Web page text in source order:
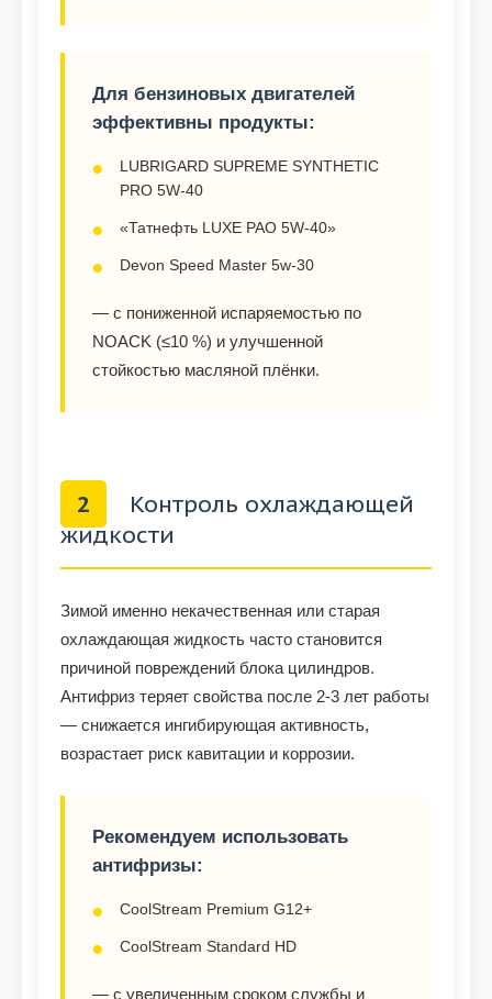
Для бензиновых двигателей
эффективны продукты:
LUBRIGARD SUPREME SYNTHETIC
PRO 5W-40
«Татнефть LUXE PAO 5W-40»
Devon Speed Master 5w-30
— с пониженной испаряемостью по
NOACK (≤10 %) и улучшенной
стойкостью масляной плёнки.
2
Контроль охлаждающей
жидкости
Зимой именно некачественная или старая
охлаждающая жидкость часто становится
причиной повреждений блока цилиндров.
Антифриз теряет свойства после 2-3 лет работы
— снижается ингибирующая активность,
возрастает риск кавитации и коррозии.
Рекомендуем использовать
антифризы:
CoolStream Premium G12+
CoolStream Standard HD
— с увеличенным сроком службы и